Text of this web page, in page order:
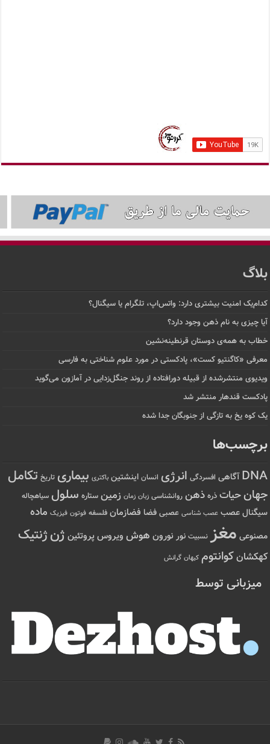
بلاگ
کدام‌یک امنیت بیشتری دارد: واتس‌اپ، تلگرام یا سیگنال؟
آیا چیزی به نام ذهن وجود دارد؟
خطاب به همه‌ی دوستان قرنطینه‌نشین
معرفی «کاگنتیو کست»، پادکستی در مورد علوم شناختی به فارسی
ویدیوی منتشرشده از قبیله دورافتاده‌ از روند جنگل‌زدایی در آمازون می‌گوید
پادکست قندهار منتشر شد
یک کوه یخ به تازگی از جنوبگان جدا شده
برچسب‌ها
DNA آگاهی افسردگی انرژی انسان اینشتین باکتری بیماری تاریخ تکامل
جهانحیات ذره ذهن روانشناسی زبان زمان زمین ستاره سلول سیاهچاله
سیگنال عصب عصب شناسی عصبی فضا فضازمان فلسفه فوتون فیزیک ماده
مصنوعی مغز نسبیت نور نورون هوش ویروس پروتئین ژنژنتیک
کهکشانکوانتوم کیهان گرانش
میزبانی توسط